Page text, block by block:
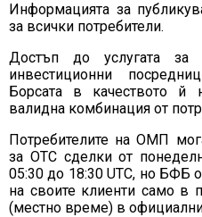
Информацията за
за всички потребители.
Достъп до услугата за
инвестиционни
Борсата в качеството
валидна комбинация от
Потребителите на ОМП
за OTC сделки от
05:30 до 18:30 UTC, но БФБ
на своите клиенти само в
(местно време) в